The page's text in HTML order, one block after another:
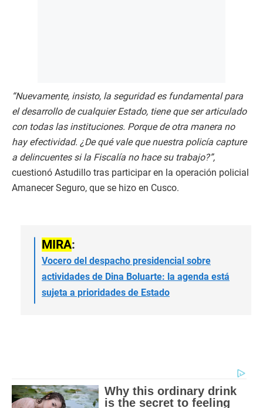
“Nuevamente, insisto, la seguridad es fundamental para
el desarrollo de cualquier Estado, tiene que ser articulado
con todas las instituciones. Porque de otra manera no
hay efectividad. ¿De qué vale que nuestra policía capture
a delincuentes si la Fiscalía no hace su trabajo?”,
cuestionó Astudillo tras participar en la operación policial
Amanecer Seguro, que se hizo en Cusco.
MIRA:
Vocero del despacho presidencial sobre
actividades de Dina Boluarte: la agenda está
sujeta a prioridades de Estado